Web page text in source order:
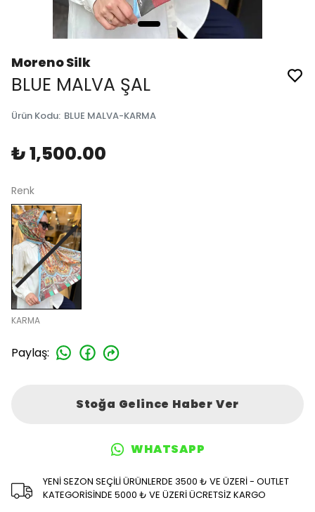
Moreno Silk
BLUE MALVA ŞAL
Ürün Kodu: BLUE MALVA-KARMA
₺ 1,500.00
Renk
KARMA
Paylaş:
Stoğa Gelince Haber Ver
WHATSAPP
YENİ SEZON SEÇİLİ ÜRÜNLERDE 3500 ₺ VE ÜZERİ - OUTLET
KATEGORİSİNDE 5000 ₺ VE ÜZERİ ÜCRETSİZ KARGO